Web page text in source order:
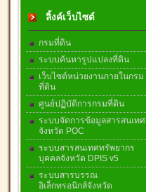
ลิ้งค์เว็บไซต์
กรมที่ดิน
ระบบค้นหารูปแปลงที่ดิน
เว็บไซต์หน่วยงานภายในกรม
ที่ดิน
ศูนย์ปฏิบัติการกรมที่ดิน
ระบบจัดการข้อมูลสารสนเทศ
จังหวัด POC
ระบบสารสนเทศทรัพยากร
บุคคลจังหวัด DPIS v5
ระบบสารบรรณ
อิเล็กทรอนิกส์จังหวัด